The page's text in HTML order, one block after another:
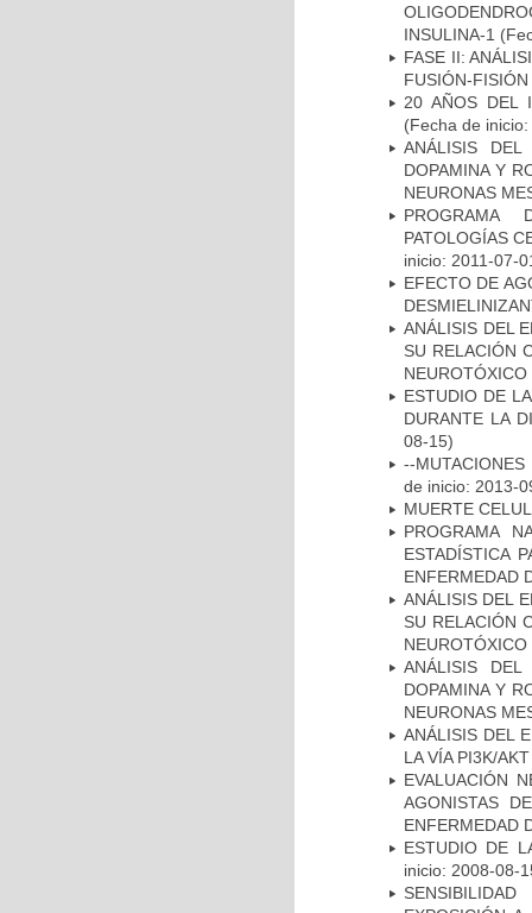
INSULINA-1
FASE II:
FUSIÓN-
20 AÑOS DEL
(Fecha de
ANÁLISIS
DOPAMINA Y
NEURONAS
PROGRAMA
PATOLOGÍAS
inicio: 2011-07-
EFECTO DE
ANÁLISIS DEL
SU RELACIÓN
NEUROTÓXICO
ESTUDIO DE
DURANTE LA
08-15)
--
de inicio: 2013-
MUERTE
PROGRAMA
ESTADÍSTICA
ENFERMEDAD
ANÁLISIS DEL
SU RELACIÓN
NEUROTÓXICO
ANÁLISIS
DOPAMINA Y
NEURONAS
ANÁLISIS DEL
LA VÍA PI3K/
EVALUACIÓN
AGONISTAS
ENFERMEDAD
ESTUDIO DE
inicio: 2008-08-